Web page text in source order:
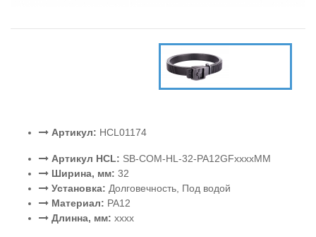
Артикул: HCL01174
Артикул HCL: SB-COM-HL-32-PA12GFxxxxMM
Ширина, мм: 32
Установка: Долговечность, Под водой
Материал: PA12
Длинна, мм: xxxx